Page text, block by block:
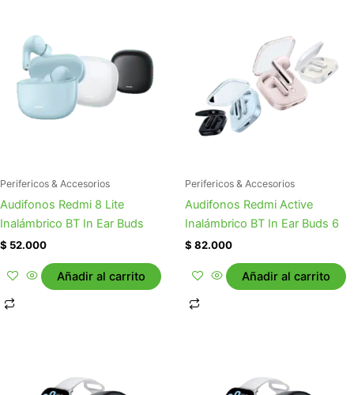
Perifericos & Accesorios
Audifonos Redmi 8 Lite
Inalámbrico BT In Ear Buds
$ 52.000
Añadir al carrito
Perifericos & Accesorios
Audifonos Redmi Active
Inalámbrico BT In Ear Buds 6
$ 82.000
Añadir al carrito